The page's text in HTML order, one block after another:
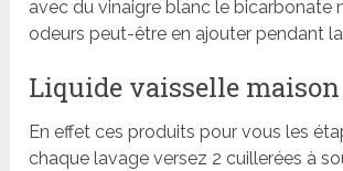
avec du vinaigre blanc le bicarbonate
odeurs peut-être en ajouter pendant
Liquide vaisselle
En effet ces produits pour vous les
chaque lavage versez 2 cuillerées à